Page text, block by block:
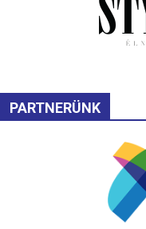
PARTNERÜNK